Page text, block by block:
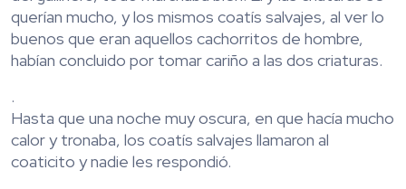
querían mucho, y los mismos coatís salvajes, al ver lo
buenos que eran aquellos cachorritos de hombre,
habían concluido por tomar cariño a las dos criaturas.
.
Hasta que una noche muy oscura, en que hacía mucho
calor y tronaba, los coatís salvajes llamaron al
coaticito y nadie les respondió.